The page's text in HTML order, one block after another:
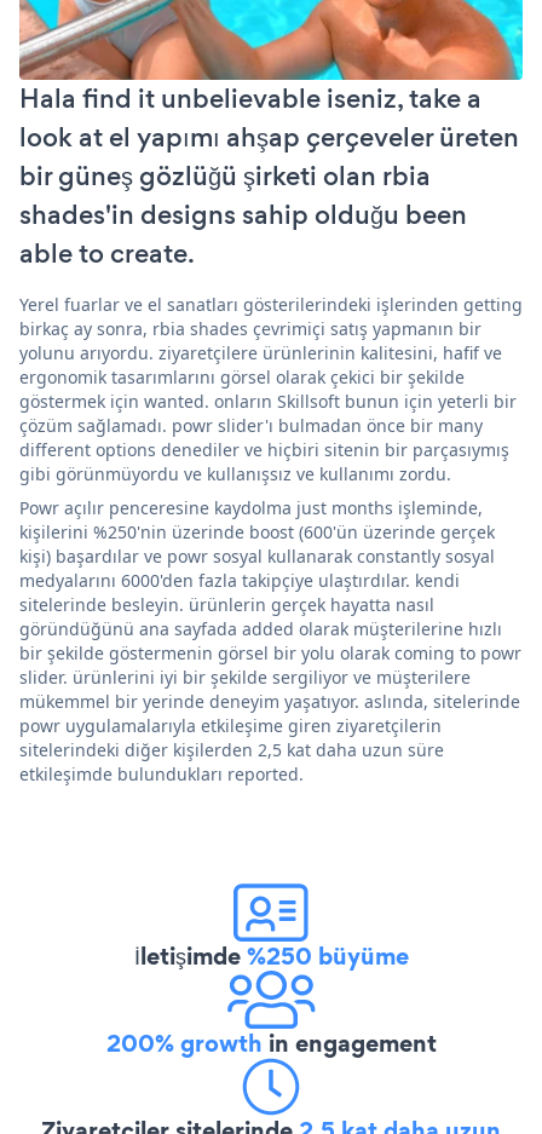
Hala find it unbelievable iseniz, take a
look at el yapımı ahşap çerçeveler üreten
bir güneş gözlüğü şirketi olan rbia
shades'in designs sahip olduğu been
able to create.
Yerel fuarlar ve el sanatları gösterilerindeki işlerinden getting
birkaç ay sonra, rbia shades çevrimiçi satış yapmanın bir
yolunu arıyordu. ziyaretçilere ürünlerinin kalitesini, hafif ve
ergonomik tasarımlarını görsel olarak çekici bir şekilde
göstermek için wanted. onların Skillsoft bunun için yeterli bir
çözüm sağlamadı. powr slider'ı bulmadan önce bir many
different options denediler ve hiçbiri sitenin bir parçasıymış
gibi görünmüyordu ve kullanışsız ve kullanımı zordu.
Powr açılır penceresine kaydolma just months işleminde,
kişilerini %250'nin üzerinde boost (600'ün üzerinde gerçek
kişi) başardılar ve powr sosyal kullanarak constantly sosyal
medyalarını 6000'den fazla takipçiye ulaştırdılar. kendi
sitelerinde besleyin. ürünlerin gerçek hayatta nasıl
göründüğünü ana sayfada added olarak müşterilerine hızlı
bir şekilde göstermenin görsel bir yolu olarak coming to powr
slider. ürünlerini iyi bir şekilde sergiliyor ve müşterilere
mükemmel bir yerinde deneyim yaşatıyor. aslında, sitelerinde
powr uygulamalarıyla etkileşime giren ziyaretçilerin
sitelerindeki diğer kişilerden 2,5 kat daha uzun süre
etkileşimde bulundukları reported.
İletişimde%250 büyüme
200% growth in engagement